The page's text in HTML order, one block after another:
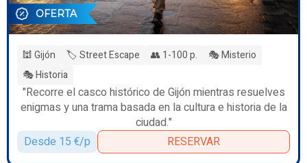
OFERTA
🕍 Gijón 🏷️ Street Escape 👥 1-100 p.
🎭 Misterio
🎭 Historia
"Recorre el casco histórico de Gijón mientras resuelves
enigmas y una trama basada en la cultura e historia de la
ciudad."
Desde 15 €/p
RESERVAR